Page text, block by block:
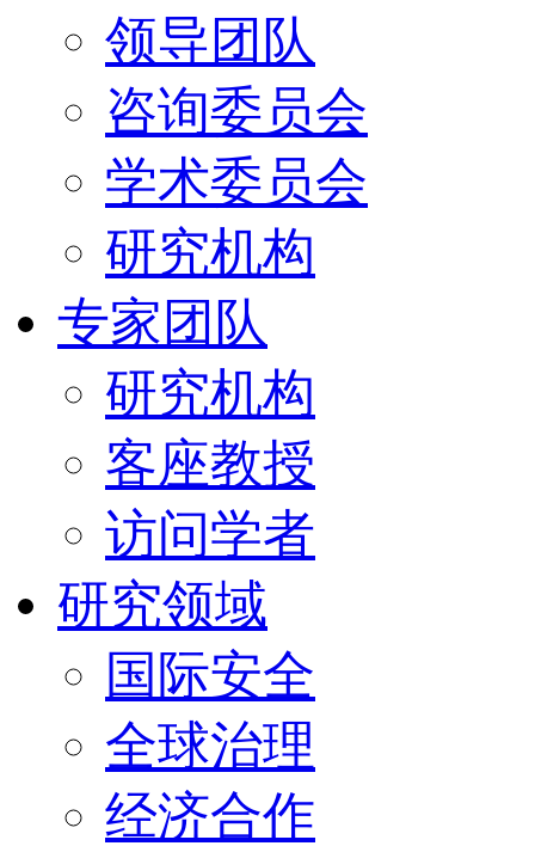
领导团队
咨询委员会
学术委员会
研究机构
专家团队
研究机构
客座教授
访问学者
研究领域
国际安全
全球治理
经济合作